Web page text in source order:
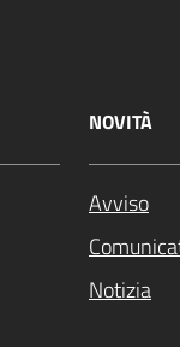
NOVITÀ
Avviso
Notizia